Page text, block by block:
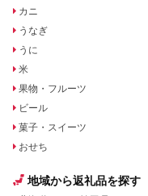
カニ
うなぎ
うに
米
果物・フルーツ
ビール
菓子・スイーツ
おせち
地域から返礼品を探す